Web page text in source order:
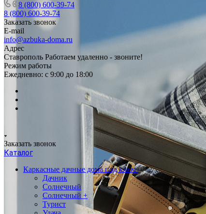
8 (800) 600-39-74
8 (800) 600-39-74
Заказать звонок
E-mail
info@azbuka-doma.ru
Адрес
Ставрополь Работаем удаленно - звоните!
Режим работы
Ежедневно: с 9:00 до 18:00
Заказать звонок
Каталог
Каркасные дачные дома под ключ
Дачник
Солнечный
Солнечный +
Турист